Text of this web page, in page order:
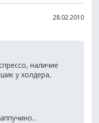
28.02.2010
наличие
у холдера,